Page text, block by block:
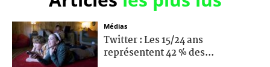
Médias
Twitter : Les 15/24 ans
représentent 42 % des...